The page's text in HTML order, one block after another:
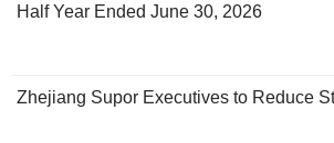
Half Year Ended June 30, 2026
Zhejiang Supor Executives to Reduce